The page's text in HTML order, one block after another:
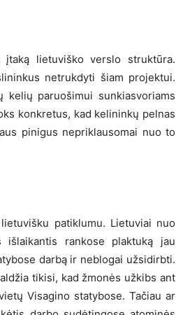
lietuviško verslo struktūra.
netrukdyti šiam projektui.
kelių paruošimui sunkiasvoriams
konkretus, kad kelininkų pelnas
pinigus nepriklausomai nuo to
patiklumu. Lietuviai nuo
rankose plaktuką jau
darbą ir neblogai užsidirbti.
tikisi, kad žmonės užkibs ant
Visagino statybose. Tačiau ar